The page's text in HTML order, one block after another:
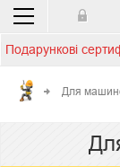
Подарункові
Для